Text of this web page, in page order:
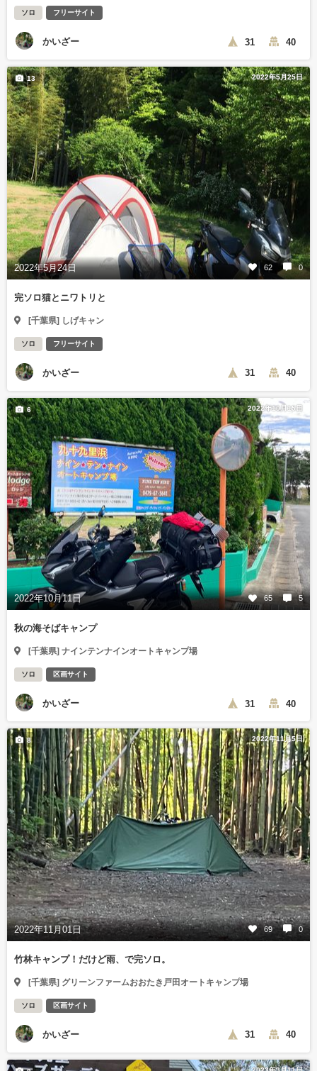
ソロ フリーサイト
かいざー 31 40
2022年5月25日
2022年5月24日 62 0
13
完ソロ猫とニワトリと
[千葉県] しげキャン
ソロ フリーサイト
かいざー 31 40
2022年10月15日
2022年10月11日 65 5
6
秋の海そばキャンプ
[千葉県] ナインテンナインオートキャンプ場
ソロ 区画サイト
かいざー 31 40
2022年11月5日
2022年11月01日 69 0
8
竹林キャンプ！だけど雨、で完ソロ。
[千葉県] グリーンファームおおたき戸田オートキャンプ場
ソロ 区画サイト
かいざー 31 40